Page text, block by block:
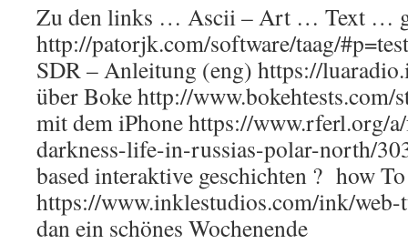
Zu den links … Ascii – Art … Text …
http://patorjk.com/software/taag/
SDR – Anleitung (eng) https://
über Boke http://www.bokehtests.com/
mit dem iPhone https://www.rferl.org/
darkness-life-in-russias-polar-north/
based interaktive geschichten ? how To
https://www.inklestudios.com/ink/
dan ein schönes Wochenende